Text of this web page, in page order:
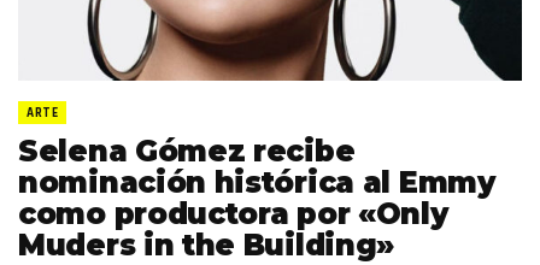
ARTE
Selena Gómez recibe
nominación histórica al Emmy
como productora por «Only
Muders in the Building»